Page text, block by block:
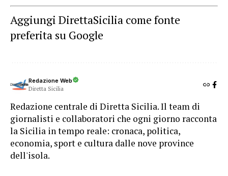
Aggiungi DirettaSicilia come fonte
preferita su Google
Redazione Web
Diretta Sicilia
Redazione centrale di Diretta Sicilia. Il team di
giornalisti e collaboratori che ogni giorno racconta
la Sicilia in tempo reale: cronaca, politica,
economia, sport e cultura dalle nove province
dell'isola.